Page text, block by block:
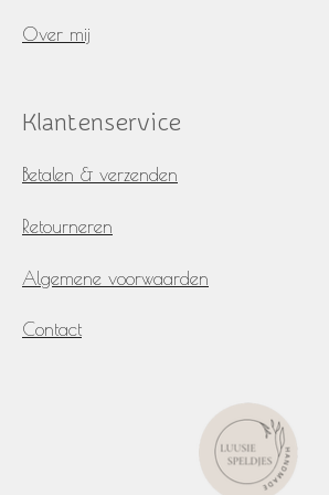
Over mij
Klantenservice
Betalen & verzenden
Retourneren
Algemene voorwaarden
Contact